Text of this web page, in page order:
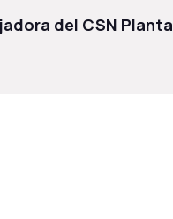
del CSN Planta